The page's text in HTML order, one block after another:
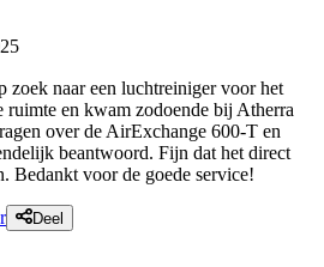
zoek naar een luchtreiniger voor het
ruimte en kwam zodoende bij Atherra
over de AirExchange 600-T en
beantwoord. Fijn dat het direct
Bedankt voor de goede service!
Deel